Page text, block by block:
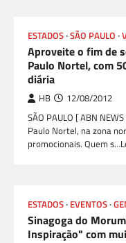
ESTADOS SÃO PAULO
Aproveite o fim de
Paulo Nortel, com
diária
HB 12/08/2012
SÃO PAULO [ ABN
Paulo Nortel, na zona
promocionais. Quem
ESTADOS EVENTOS
Sinagoga do
Inspiração" com